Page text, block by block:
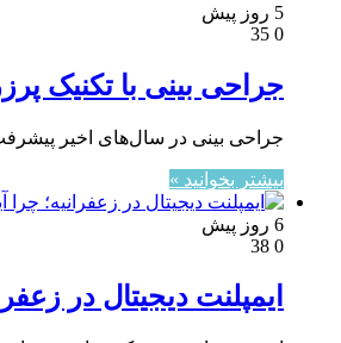
5 روز پیش
0
جراحی بینی با تکنیک
جراحی بینی در سال‌های اخیر
بیشتر بخوانید »
6 روز پیش
0
ایمپلنت دیجیتال در